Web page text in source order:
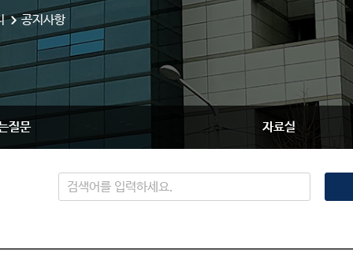
공지사항
질문 자료실
목록 내 검색